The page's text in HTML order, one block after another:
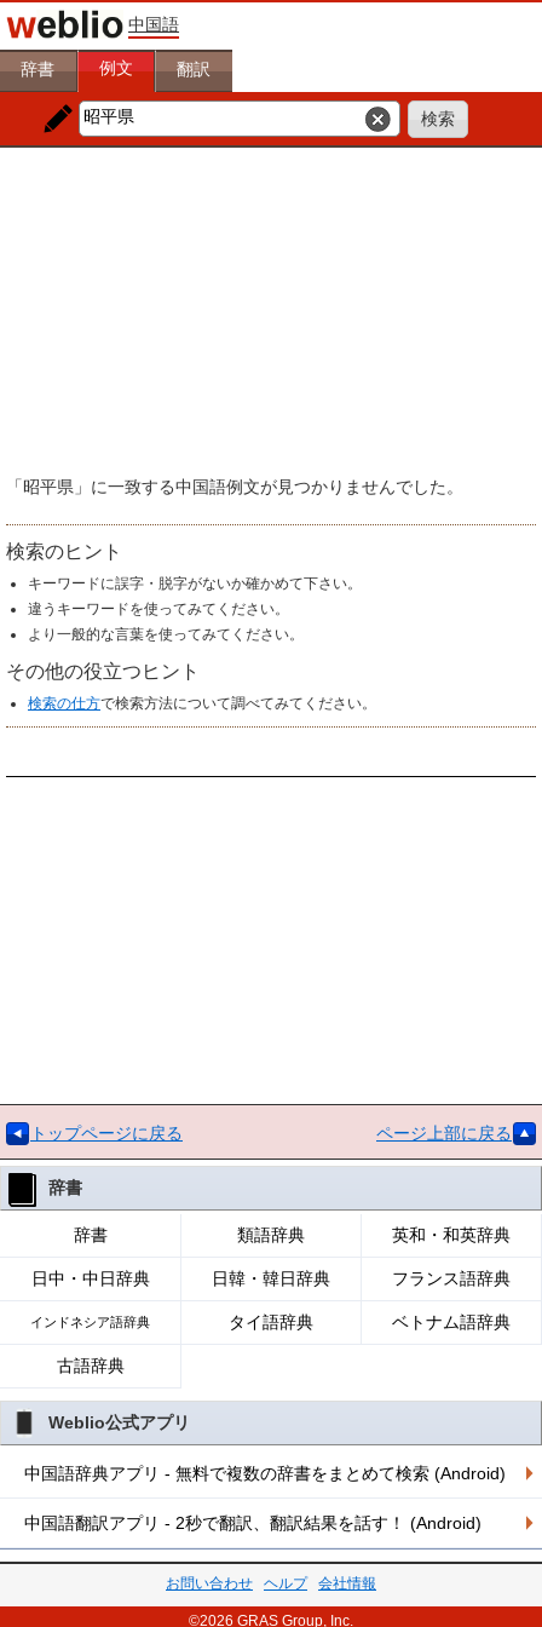
中国語
辞書 例文 翻訳
「昭平県」に一致する中国語例文が見つかりませんでした。
検索のヒント
キーワードに誤字・脱字がないか確かめて下さい。
違うキーワードを使ってみてください。
より一般的な言葉を使ってみてください。
その他の役立つヒント
検索の仕方で検索方法について調べてみてください。
トップページに戻る ページ上部に戻る
辞書
辞書 類語辞典 英和・和英辞典
日中・中日辞典 日韓・韓日辞典 フランス語辞典
インドネシア語辞典 タイ語辞典 ベトナム語辞典
古語辞典
Weblio公式アプリ
中国語辞典アプリ - 無料で複数の辞書をまとめて検索 (Android)
中国語翻訳アプリ - 2秒で翻訳、翻訳結果を話す！ (Android)
お問い合わせ ヘルプ 会社情報
©2026 GRAS Group, Inc.